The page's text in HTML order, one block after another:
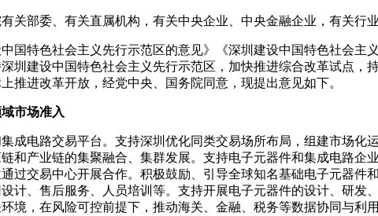
关部委、有关直属机构，有关中央企业、中央金融企业，有关行业
国特色社会主义先行示范区的意见》《深圳建设中国特色社会
圳建设中国特色社会主义先行示范区，加快推进综合改革试点
推进改革开放，经党中央、国务院同意，现提出意见如下。
市场准入
成电路交易平台。支持深圳优化同类交易场所布局，组建市场
和产业链的集聚融合、集群发展。支持电子元器件和集成电路
过交易中心开展合作。积极鼓励、引导全球知名基础电子元器
计、售后服务、人员培训等。支持开展电子元器件的设计、研
境，在风险可控前提下，推动海关、金融、税务等数据协同与